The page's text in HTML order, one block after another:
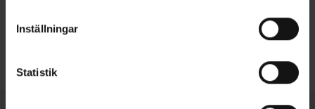
Inställningar
Statistik